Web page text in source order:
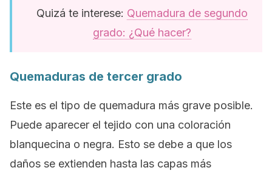
Quizá te interese: Quemadura de segundo
grado: ¿Qué hacer?
Quemaduras de tercer grado
Este es el tipo de quemadura más grave posible.
Puede aparecer el tejido con una coloración
blanquecina o negra. Esto se debe a que los
daños se extienden hasta las capas más